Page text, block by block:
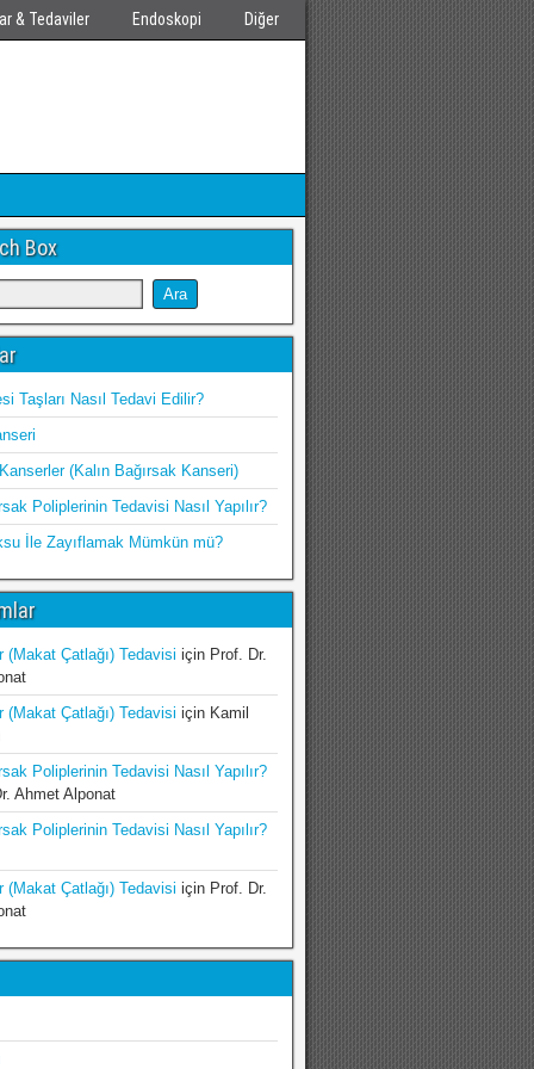
& Tedaviler Endoskopi Diğer
Box
Taşları Nasıl Tedavi Edilir?
(Kalın Bağırsak Kanseri)
Poliplerinin Tedavisi Nasıl Yapılır?
İle Zayıflamak Mümkün mü?
(Makat Çatlağı) Tedavisi için Prof. Dr.
(Makat Çatlağı) Tedavisi için Kamil
Poliplerinin Tedavisi Nasıl Yapılır?
Ahmet Alponat
Poliplerinin Tedavisi Nasıl Yapılır?
(Makat Çatlağı) Tedavisi için Prof. Dr.